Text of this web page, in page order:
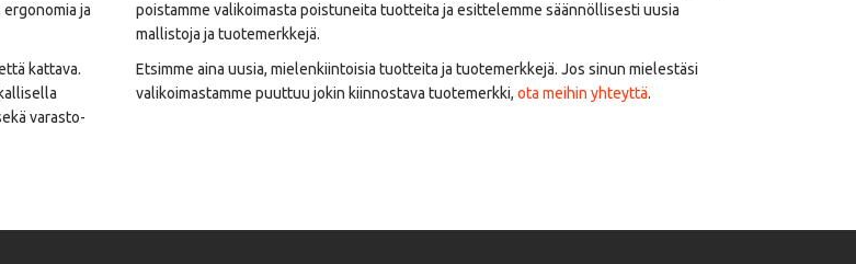
ja
kattava.
varasto-
poistamme valikoimasta poistuneita tuotteita ja esittelemme säännöllisesti uusia
mallistoja ja tuotemerkkejä.
Etsimme aina uusia, mielenkiintoisia tuotteita ja tuotemerkkejä. Jos sinun mielestäsi
valikoimastamme puuttuu jokin kiinnostava tuotemerkki, ota meihin yhteyttä.